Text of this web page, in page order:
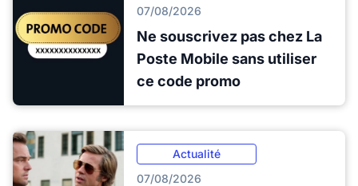
07/08/2026
Ne souscrivez pas chez La
Poste Mobile sans utiliser
ce code promo
Actualité
07/08/2026